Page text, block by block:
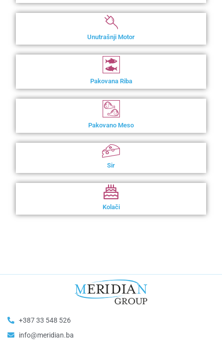
Unutrašnji Motor
Pakovana Riba
Pakovano Meso
Sir
Kolači
+387 33 548 526
info@meridian.ba